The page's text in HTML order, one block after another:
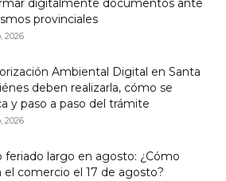
digitalmente documentos ante
provinciales
2026
Ambiental Digital en Santa
deben realizarla, cómo se
y paso a paso del trámite
2026
feriado largo en agosto: ¿Cómo
el comercio el 17 de agosto?